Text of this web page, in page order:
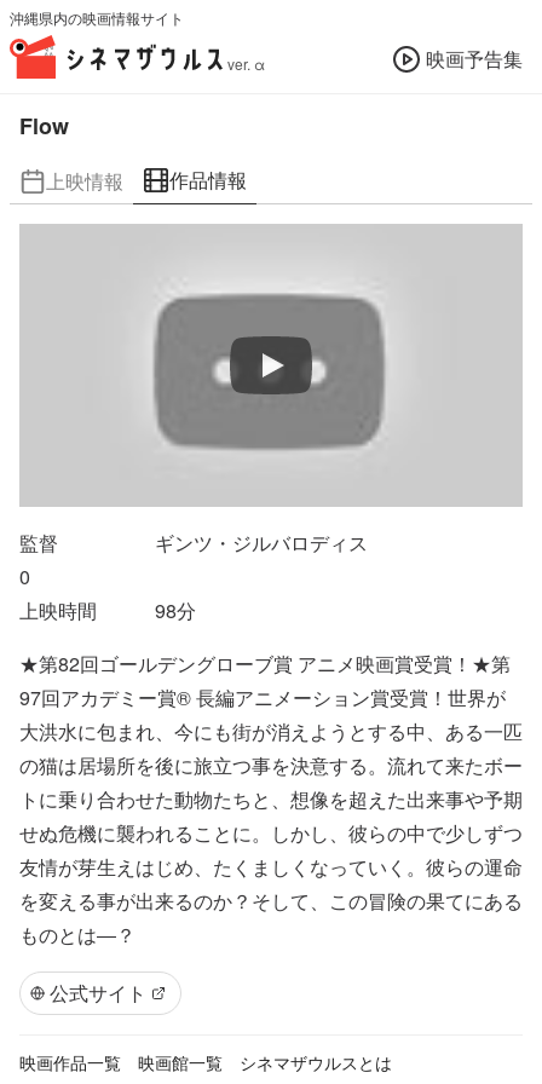
沖縄県内の映画情報サイト
ver. α 映画予告集
Flow
上映情報 作品情報
監督
ギンツ・ジルバロディス
0
上映時間
98分
★第82回ゴールデングローブ賞 アニメ映画賞受賞！★第
97回アカデミー賞® 長編アニメーション賞受賞！世界が
大洪水に包まれ、今にも街が消えようとする中、ある一匹
の猫は居場所を後に旅立つ事を決意する。流れて来たボー
トに乗り合わせた動物たちと、想像を超えた出来事や予期
せぬ危機に襲われることに。しかし、彼らの中で少しずつ
友情が芽生えはじめ、たくましくなっていく。彼らの運命
を変える事が出来るのか？そして、この冒険の果てにある
ものとは―？
公式サイト
映画作品一覧 映画館一覧 シネマザウルスとは